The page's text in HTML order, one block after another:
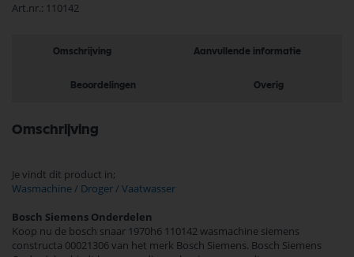
Art.nr. 110142
Omschrijving Aanvullende informatie
Beoordelingen Overig
Omschrijving
Je vindt dit product in;
Wasmachine / Droger / Vaatwasser
Bosch Siemens Onderdelen
Koop nu de bosch snaar 1970h6 110142 wasmachine siemens
constructa 00021306 van het merk Bosch Siemens. Bosch Siemens